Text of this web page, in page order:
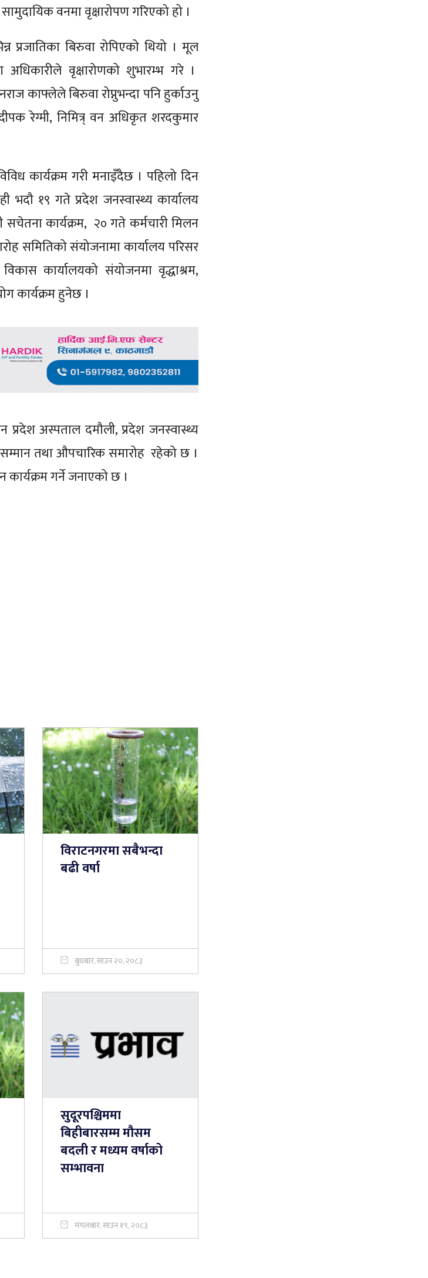
वनमा वृक्षारोपण गरिएको हो ।
प्रजातिका बिरुवा रोपिएको थियो । मूल
वृक्षारोणको शुभारम्भ गरे ।
काफ्लेले बिरुवा रोप्नुभन्दा पनि हुर्काउनु
रेग्मी, निमित्र् वन अधिकृत शरदकुमार
कार्यक्रम गरी मनाइँदैछ । पहिलो दिन
भदौ १९ गते प्रदेश जनस्वास्थ्य कार्यालय
कार्यक्रम, २० गते कर्मचारी मिलन
समितिको संयोजनामा कार्यालय परिसर
कार्यालयको संयोजनमा वृद्धाश्रम,
कार्यक्रम हुनेछ ।
प्रदेश अस्पताल दमौली, प्रदेश जनस्वास्थ्य
तथा औपचारिक समारोह रहेको छ ।
गर्ने जनाएको छ ।
विराटनगरमा सबैभन्दा
बढी वर्षा
बुधबार, साउन २०, २०८३
सुदूरपश्चिममा
बिहीबारसम्म मौसम
बदली र मध्यम वर्षाको
सम्भावना
मंगलबार, साउन १९, २०८३